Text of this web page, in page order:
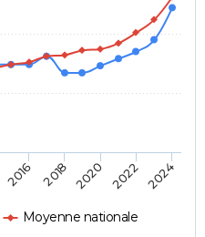
Moyenne nationale
2016 2018 2020 2022 2024